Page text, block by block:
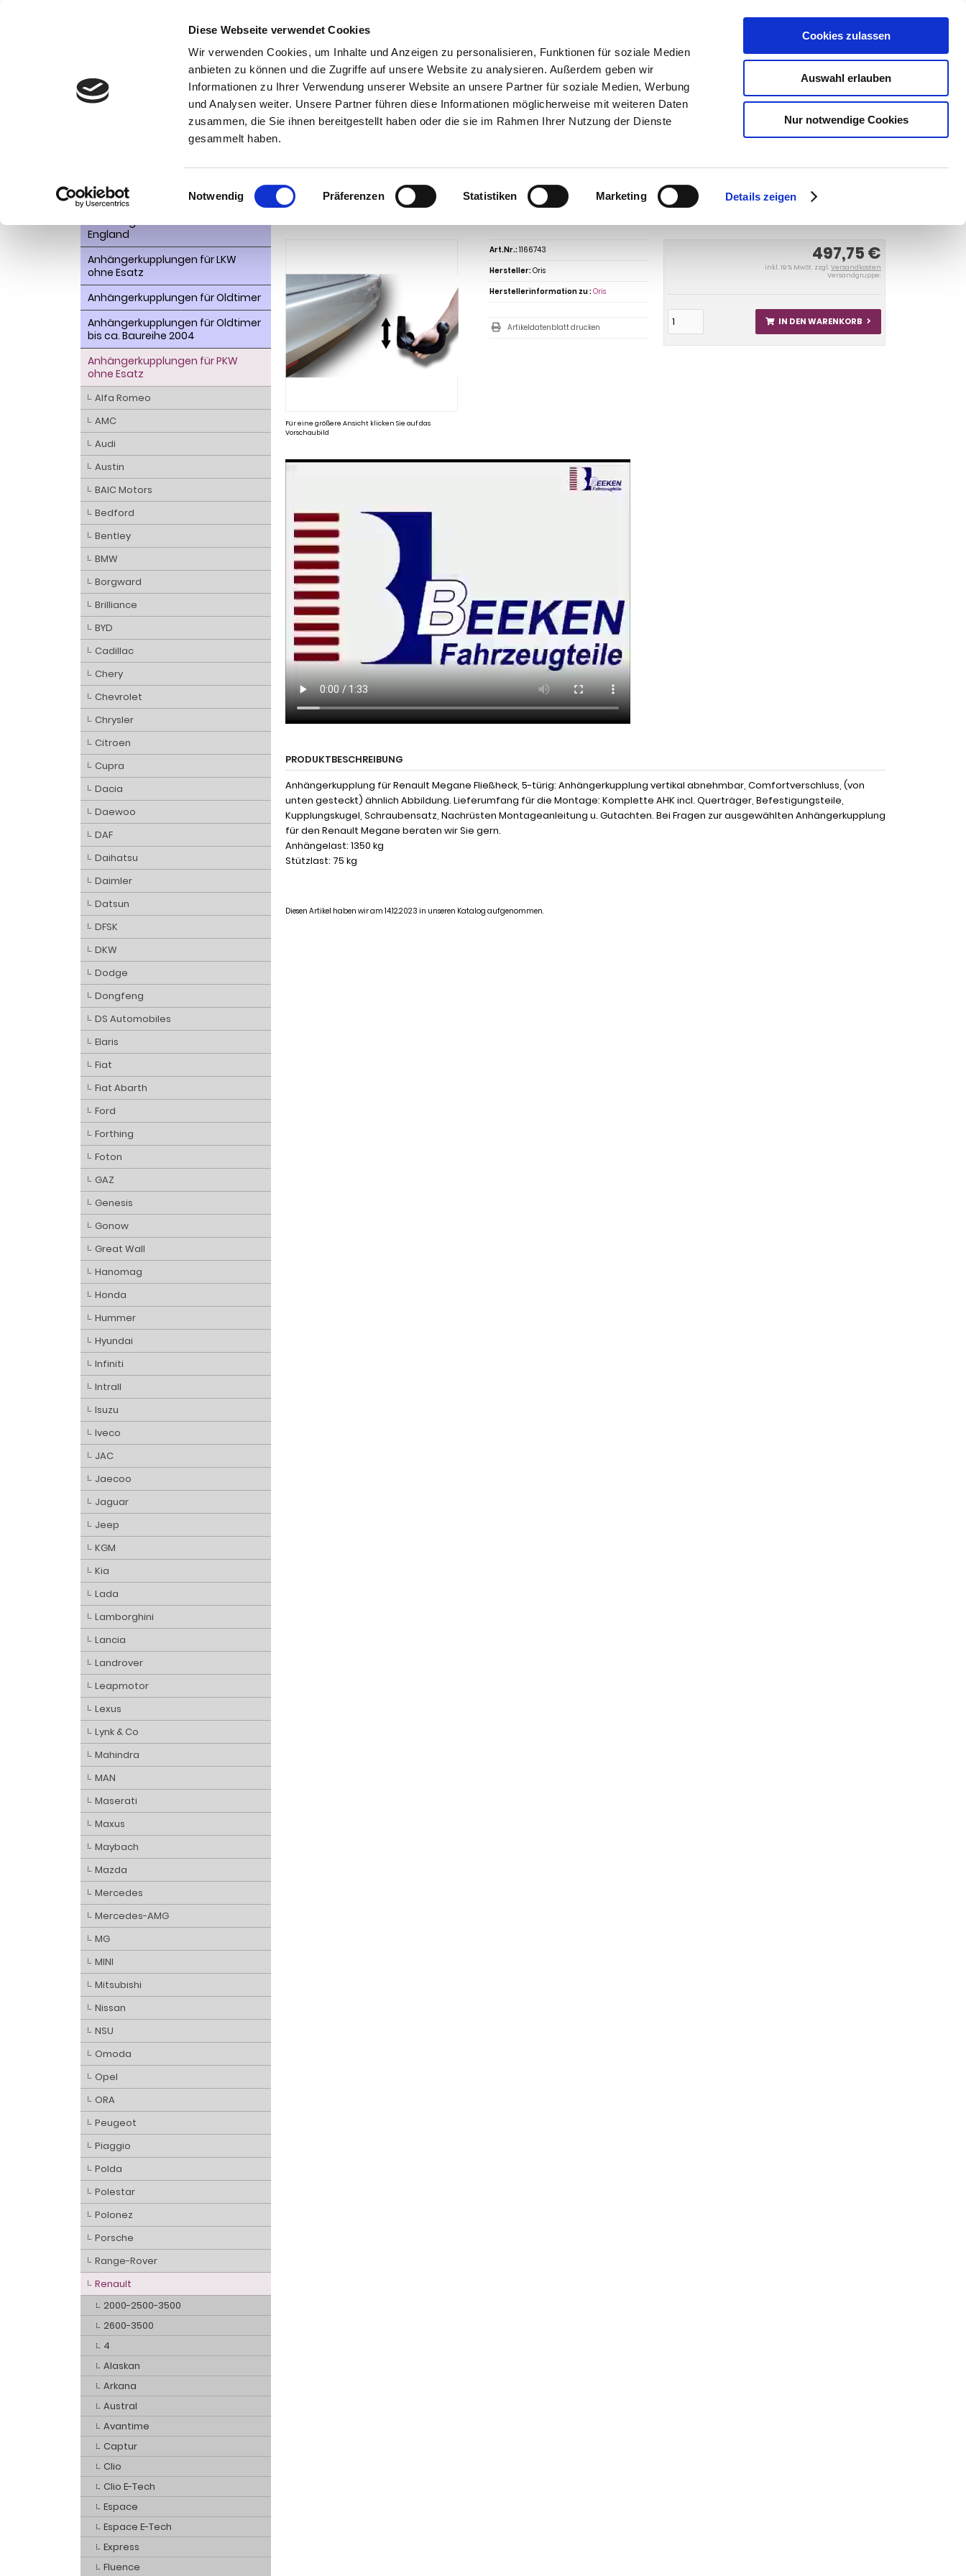
Diese Webseite verwendet Cookies
Wir verwenden Cookies, um Inhalte und Anzeigen zu personalisieren, Funktionen für soziale Medien
anbieten zu können und die Zugriffe auf unsere Website zu analysieren. Außerdem geben wir
Informationen zu Ihrer Verwendung unserer Website an unsere Partner für soziale Medien, Werbung
und Analysen weiter. Unsere Partner führen diese Informationen möglicherweise mit weiteren Daten
zusammen, die Sie ihnen bereitgestellt haben oder die sie im Rahmen Ihrer Nutzung der Dienste
gesammelt haben.
Einwilligungsauswahl
Notwendig Präferenzen Statistiken Marketing Details zeigen
Cookies zulassen
Auswahl erlauben
Nur notwendige Cookies
SUCHEN
Kontakt 0 44 89 - 92 34 67 6 AHK-Finder Kasse Warenkorb 0 Artikel
Anhängerkupplung für Renault-
Anhängerkupplung für Renault-Megane Fließheck, 5-türig, Baureihe
2016- V-abnehmbar
Für eine größere Ansicht klicken Sie auf das
Vorschaubild
497,75 €
inkl. 19 % MwSt. zzgl. Versandkosten
Versandgruppe:
IN DEN WARENKORB
Art.Nr.:1166743
Hersteller:Oris
Herstellerinformation zu :Oris
Artikeldatenblatt drucken
PRODUKTBESCHREIBUNG
Anhängerkupplung für Renault Megane Fließheck, 5-türig: Anhängerkupplung vertikal abnehmbar, Comfortverschluss, (von
unten gesteckt) ähnlich Abbildung. Lieferumfang für die Montage: Komplette AHK incl. Querträger, Befestigungsteile,
Kupplungskugel, Schraubensatz, Nachrüsten Montageanleitung u. Gutachten. Bei Fragen zur ausgewählten Anhängerkupplung
für den Renault Megane beraten wir Sie gern.
Anhängelast: 1350 kg
Stützlast: 75 kg
Diesen Artikel haben wir am 14.12.2023 in unseren Katalog aufgenommen.
Kategorien
AHK- Zubehör, Ersatzteile
Anhängelast erhöhen
Anhängerkupplungen für
Fahrzeuge aus den USA Canada
England
Anhängerkupplungen für LKW
ohne Esatz
Anhängerkupplungen für Oldtimer
Anhängerkupplungen für Oldtimer
bis ca. Baureihe 2004
Anhängerkupplungen für PKW
ohne Esatz
Alfa Romeo
AMC
Audi
Austin
BAIC Motors
Bedford
Bentley
BMW
Borgward
Brilliance
BYD
Cadillac
Chery
Chevrolet
Chrysler
Citroen
Cupra
Dacia
Daewoo
DAF
Daihatsu
Daimler
Datsun
DFSK
DKW
Dodge
Dongfeng
DS Automobiles
Elaris
Fiat
Fiat Abarth
Ford
Forthing
Foton
GAZ
Genesis
Gonow
Great Wall
Hanomag
Honda
Hummer
Hyundai
Infiniti
Intrall
Isuzu
Iveco
JAC
Jaecoo
Jaguar
Jeep
KGM
Kia
Lada
Lamborghini
Lancia
Landrover
Leapmotor
Lexus
Lynk & Co
Mahindra
MAN
Maserati
Maxus
Maybach
Mazda
Mercedes
Mercedes-AMG
MG
MINI
Mitsubishi
Nissan
NSU
Omoda
Opel
ORA
Peugeot
Piaggio
Polda
Polestar
Polonez
Porsche
Range-Rover
Renault
2000-2500-3500
2600-3500
4
Alaskan
Arkana
Austral
Avantime
Captur
Clio
Clio E-Tech
Espace
Espace E-Tech
Express
Fluence